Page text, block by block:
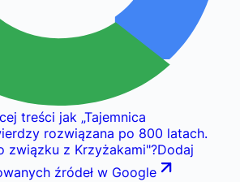
treści jak „Tajemnica
rozwiązana po 800 latach.
związku z Krzyżakami"?Dodaj
źródeł w Google